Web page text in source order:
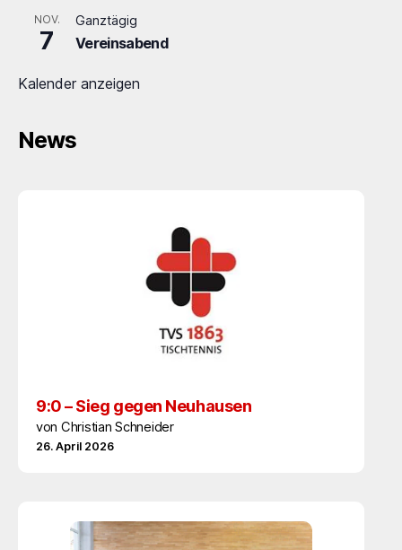
NOV.
7
Ganztägig
Vereinsabend
Kalender anzeigen
News
9:0 – Sieg gegen Neuhausen
von Christian Schneider
26. April 2026